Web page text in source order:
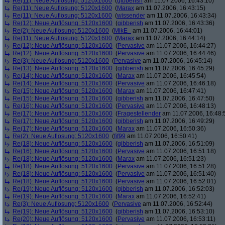
Re(11): Neue Auflösung: 5120x1600 (Marax am 11.07.2006, 16:43:15)
Re(11): Neue Auflösung: 5120x1600 (wissender am 11.07.2006, 16:43:34)
Re(12): Neue Auflösung: 5120x1600 (gibberish am 11.07.2006, 16:43:36)
Re(2): Neue Auflösung: 5120x1600 (MikE_
am 11.07.2006, 16:44:01)
Re(11): Neue Auflösung: 5120x1600 (Marax am 11.07.2006, 16:44:14)
Re(12): Neue Auflösung: 5120x1600 (Pervasive am 11.07.2006, 16:44:27)
Re(12): Neue Auflösung: 5120x1600 (Pervasive am 11.07.2006, 16:44:46)
Re(3): Neue Auflösung: 5120x1600 (Pervasive am 11.07.2006, 16:45:14)
Re(13): Neue Auflösung: 5120x1600 (gibberish am 11.07.2006, 16:45:29)
Re(14): Neue Auflösung: 5120x1600 (Marax am 11.07.2006, 16:45:54)
Re(14): Neue Auflösung: 5120x1600 (Pervasive am 11.07.2006, 16:46:18)
Re(15): Neue Auflösung: 5120x1600 (Marax am 11.07.2006, 16:47:41)
Re(15): Neue Auflösung: 5120x1600 (gibberish am 11.07.2006, 16:47:50)
Re(16): Neue Auflösung: 5120x1600 (Pervasive am 11.07.2006, 16:48:13)
Re(17): Neue Auflösung: 5120x1600 (Fragestellender am 11.07.2006,
Re(17): Neue Auflösung: 5120x1600 (gibberish am 11.07.2006, 16:49:29)
Re(17): Neue Auflösung: 5120x1600 (Marax am 11.07.2006, 16:50:36)
Re(2): Neue Auflösung: 5120x1600 (fif99 am 11.07.2006, 16:50:41)
Re(18): Neue Auflösung: 5120x1600 (gibberish am 11.07.2006, 16:51:09)
Re(16): Neue Auflösung: 5120x1600 (Pervasive am 11.07.2006, 16:51:18)
Re(18): Neue Auflösung: 5120x1600 (Marax am 11.07.2006, 16:51:23)
Re(18): Neue Auflösung: 5120x1600 (Pervasive am 11.07.2006, 16:51:28)
Re(18): Neue Auflösung: 5120x1600 (Pervasive am 11.07.2006, 16:51:40)
Re(18): Neue Auflösung: 5120x1600 (Pervasive am 11.07.2006, 16:52:01)
Re(19): Neue Auflösung: 5120x1600 (gibberish am 11.07.2006, 16:52:03)
Re(19): Neue Auflösung: 5120x1600 (Marax am 11.07.2006, 16:52:41)
Re(3): Neue Auflösung: 5120x1600 (Pervasive am 11.07.2006, 16:52:44)
Re(19): Neue Auflösung: 5120x1600 (gibberish am 11.07.2006, 16:53:10)
Re(20): Neue Auflösung: 5120x1600 (Pervasive am 11.07.2006, 16:53:11)